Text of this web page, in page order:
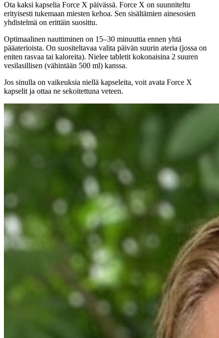
Ota kaksi kapselia Force X päivässä. Force X on suunniteltu
erityisesti tukemaan miesten kehoa. Sen sisältämien ainesosien
yhdistelmä on erittäin suosittu.
Optimaalinen nauttiminen on 15–30 minuuttia ennen yhtä
pääaterioista. On suositeltavaa valita päivän suurin ateria (jossa on
eniten rasvaa tai kaloreita). Nielee tabletit kokonaisina 2 suuren
vesilasillisen (vähintään 500 ml) kanssa.
Jos sinulla on vaikeuksia niellä kapseleita, voit avata Force X
kapselit ja ottaa ne sekoitettuna veteen.